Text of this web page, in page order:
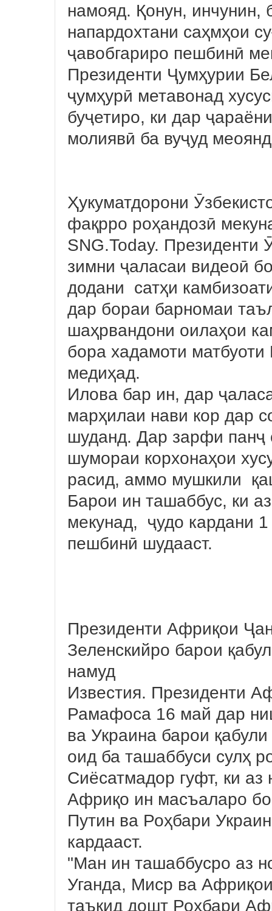
намояд. Қонун, инчунин,
напардохтани саҳмҳои
ҷавобгариро пешбинӣ
Президенти Ҷумҳурии
ҷумҳурӣ метавонад
буҷетиро, ки дар
молиявӣ ба вуҷуд
Ҳукуматдорони
фақрро роҳандозӣ
SNG.Today. Президенти
зимни ҷаласаи видеоӣ
додани сатҳи
дар бораи барномаи
шаҳрвандони оилаҳои
бора хадамоти
медиҳад.
Илова бар ин, дар
марҳилаи нави кор дар
шуданд. Дар зарфи панҷ
шумораи корхонаҳои
расид, аммо мушкили
Барои ин ташаббус, ки
мекунад, ҷудо кардани
пешбинӣ шудааст.
Президенти Африқои
Зеленскийро барои
намуд
Известия. Президенти
Рамафоса 16 май дар
ва Украина барои
оид ба ташаббуси сулҳ
Сиёсатмадор гуфт, ки
Африқо ин масъаларо
Путин ва Роҳбари
кардааст.
"Ман ин ташаббусро аз
Уганда, Миср ва
таъкид дошт Роҳбари